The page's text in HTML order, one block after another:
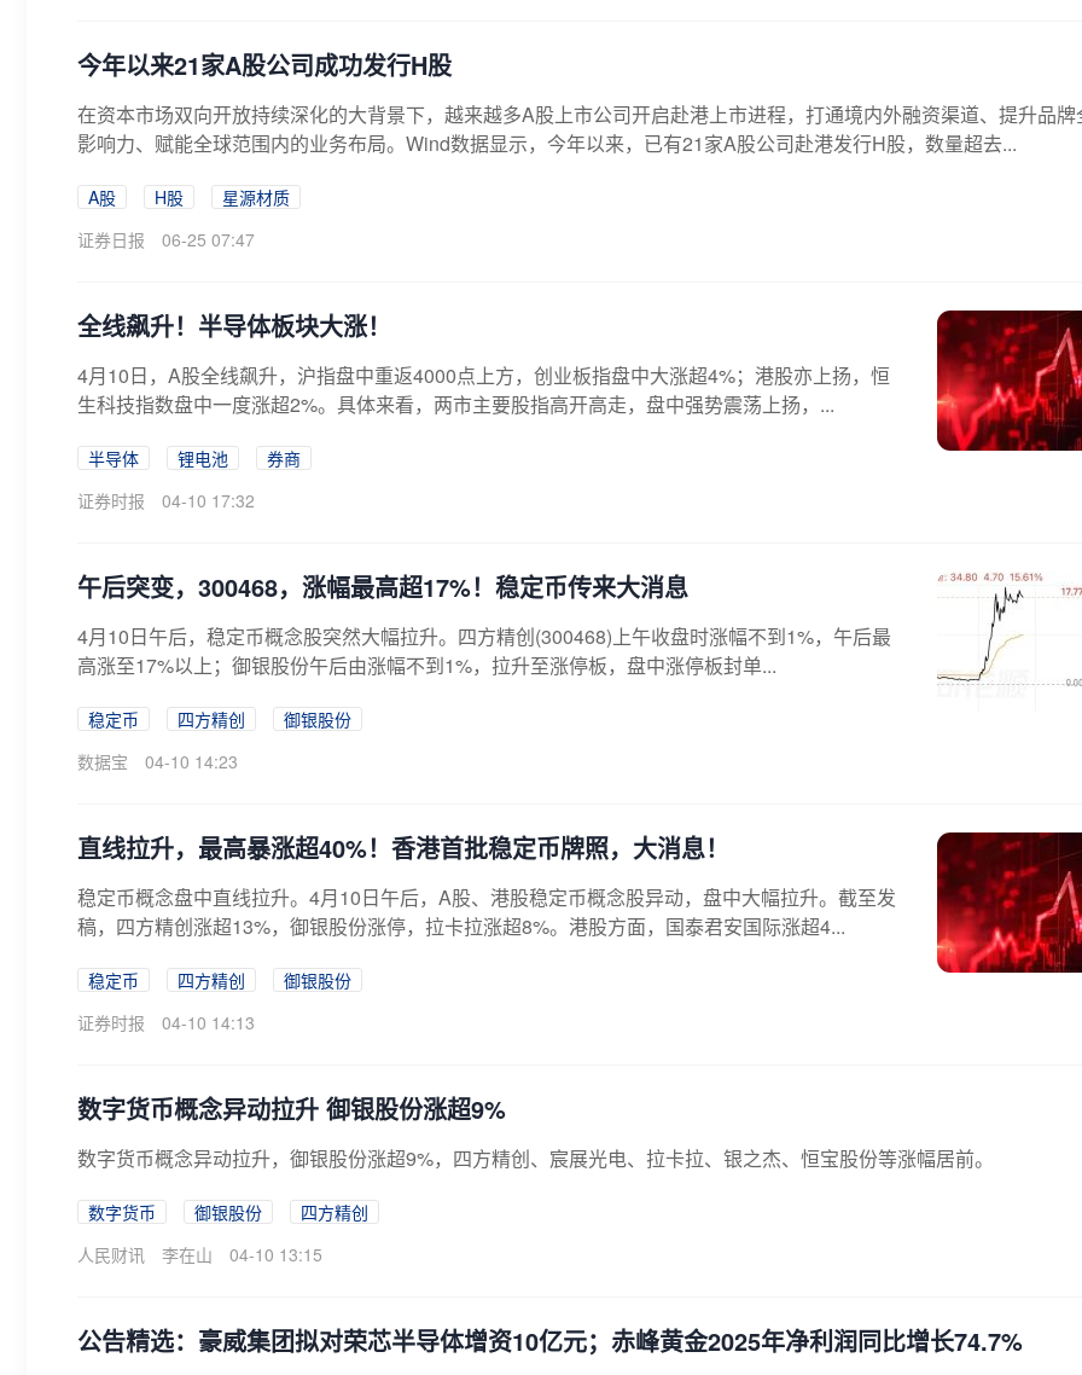
今年以来21家A股公司成功发行H股
在资本市场双向开放持续深化的大背景下，越来越多A股上市公司开启赴港上市进程，打通境内外融资渠道、提升品牌
影响力、赋能全球范围内的业务布局。Wind数据显示，今年以来，已有21家A股公司赴港发行H股，数量超去...
A股 H股
星源材质
证券日报
06-25 07:47
全线飙升！半导体板块大涨！
4月10日，A股全线飙升，沪指盘中重返4000点上方，创业板指盘中大涨超4%；港股亦上扬，恒
生科技指数盘中一度涨超2%。具体来看，两市主要股指高开高走，盘中强势震荡上扬，...
半导体 锂电池
券商
证券时报
04-10 17:32
午后突变，300468，涨幅最高超17%！稳定币传来大消息
4月10日午后，稳定币概念股突然大幅拉升。四方精创(300468)上午收盘时涨幅不到1%，午后最
高涨至17%以上；御银股份午后由涨幅不到1%，拉升至涨停板，盘中涨停板封单...
稳定币 四方精创
御银股份
数据宝
04-10 14:23
直线拉升，最高暴涨超40%！香港首批稳定币牌照，大消息！
稳定币概念盘中直线拉升。4月10日午后，A股、港股稳定币概念股异动，盘中大幅拉升。截至发
稿，四方精创涨超13%，御银股份涨停，拉卡拉涨超8%。港股方面，国泰君安国际涨超4...
稳定币 四方精创
御银股份
证券时报
04-10 14:13
数字货币概念异动拉升 御银股份涨超9%
数字货币概念异动拉升，御银股份涨超9%，四方精创、宸展光电、拉卡拉、银之杰、恒宝股份等涨幅居前。
数字货币 御银股份
四方精创
人民财讯
李在山 04-10 13:15
公告精选：豪威集团拟对荣芯半导体增资10亿元；赤峰黄金2025年净利润同比增长74.7%